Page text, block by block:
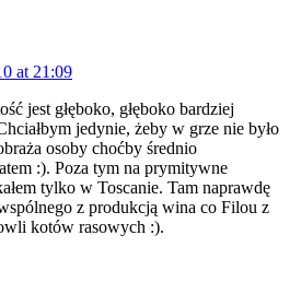
at 21:09
jest głęboko, głęboko bardziej
jedynie, żeby w grze nie było
osoby choćby średnio
:). Poza tym na prymitywne
tylko w Toscanie. Tam naprawdę
z produkcją wina co Filou z
kotów rasowych :).